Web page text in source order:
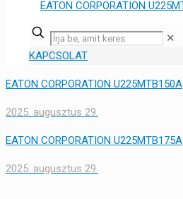
✕
KAPCSOLAT
EATON CORPORATION U225MTB150A
2025. augusztus 29.
EATON CORPORATION U225MTB175A
2025. augusztus 29.